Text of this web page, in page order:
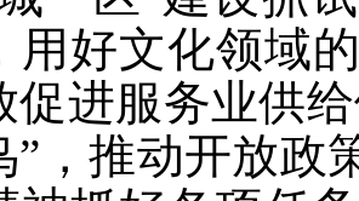
用好文化领域
促进服务业供
”，推动开放政